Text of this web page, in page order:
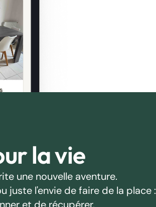
la vie
une nouvelle aventure.
juste l'envie de faire de la place :
et de récupérer.